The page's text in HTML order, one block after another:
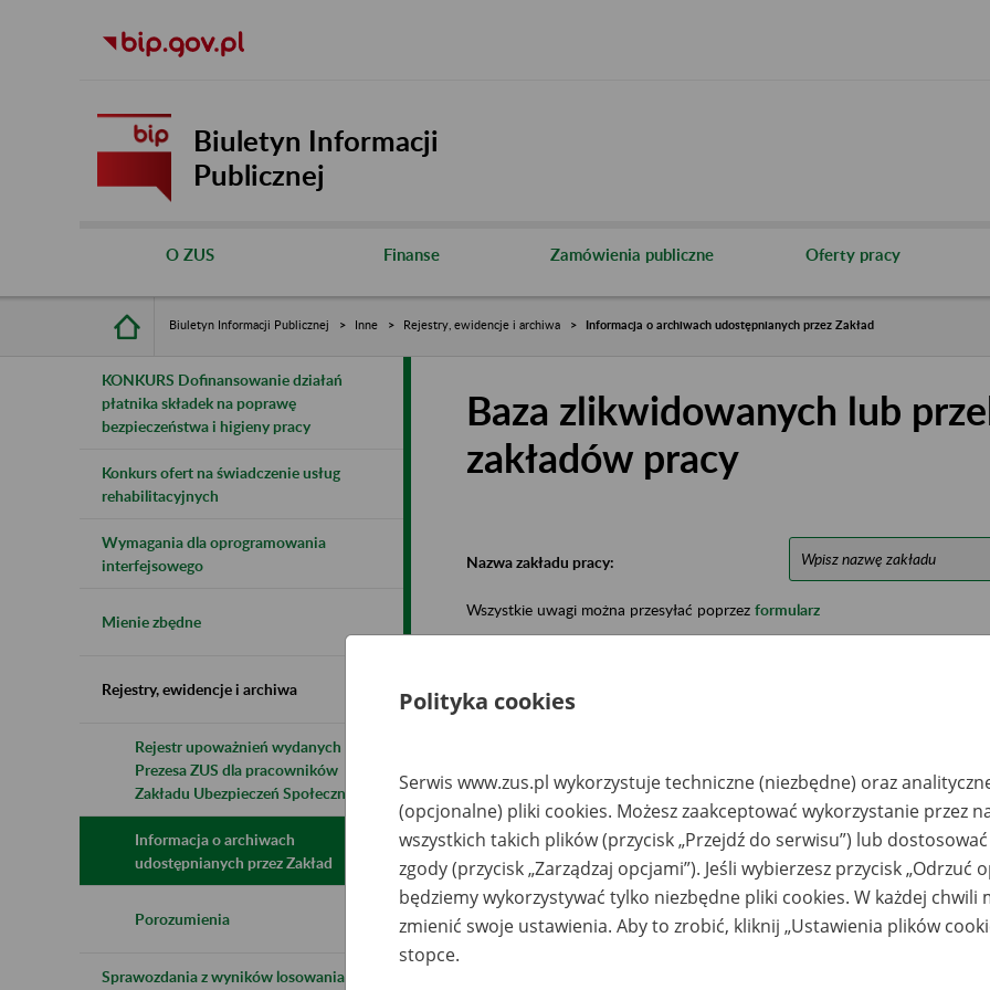
Biuletyn Informacji
Publicznej
O ZUS Finanse Zamówienia publiczne Oferty pracy
Biuletyn Informacji Publicznej Inne Rejestry, ewidencje i archiwa Informacja o archiwach udostępnianych przez Zakład
KONKURS Dofinansowanie działań
płatnika składek na poprawę
bezpieczeństwa i higieny pracy
Konkurs ofert na świadczenie usług
rehabilitacyjnych
Wymagania dla oprogramowania
interfejsowego
Mienie zbędne
Rejestry, ewidencje i archiwa
Rejestr upoważnień wydanych przez
Prezesa ZUS dla pracowników
Zakładu Ubezpieczeń Społecznych
Informacja o archiwach
udostępnianych przez Zakład
Porozumienia
Sprawozdania z wyników losowania do
Baza zlikwidowanych lub
zakładów pracy
Nazwa zakładu pracy:
Wszystkie uwagi można przesyłać poprzez formularz
Ukryj wszystkie pozycje bazy
Nazwa
zlikwidowanego
zakładu pracy
Miejsce
przechowywania
dokumentów
Nr zespołu akt w
archiwum
państwowym
Daty
GMS Spółka Jawna
Jarosław Gołda,
Wojciech Maka w
upadłości -
KCAD Sp. z o.o. – 25-
304 Kielce, ul. Duża
Polityka cookies
Serwis www.zus.pl wykorzystuje techniczne (niezbędne) oraz
(opcjonalne) pliki cookies. Możesz zaakceptować wykorzystanie przez
wszystkich takich plików (przycisk „Przejdź do serwisu”) lub
zgody (przycisk „Zarządzaj opcjami”). Jeśli wybierzesz przycisk „Odrzuć
będziemy wykorzystywać tylko niezbędne pliki cookies. W każdej chwili
zmienić swoje ustawienia. Aby to zrobić, kliknij „Ustawienia plików
stopce.